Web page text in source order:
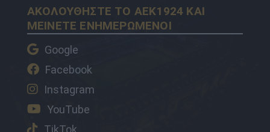
ΑΚΟΛΟΥΘΗΣΤΕ ΤΟ AEK1924 ΚΑΙ
ΜΕΙΝΕΤΕ ΕΝΗΜΕΡΩΜΕΝΟΙ
Google
Facebook
Instagram
YouTube
TikTok